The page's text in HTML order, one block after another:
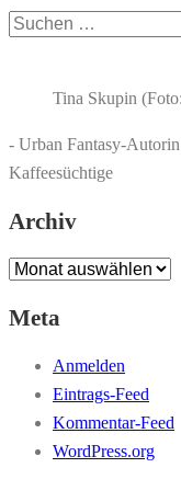
Suchen
Tina Skupin
- Urban Fantasy-
Kaffeesüchtige
Archiv
Archiv
Meta
Anmelden
Eintrags-Feed
Kommentar-Feed
WordPress.org